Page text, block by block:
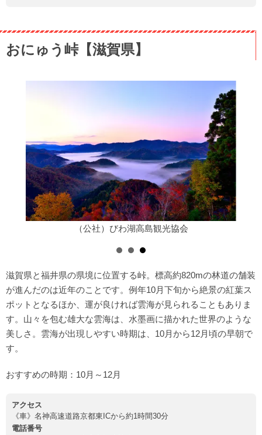
おにゅう峠【滋賀県】
（公社）びわ湖高島観光協会
滋賀県と福井県の県境に位置する峠。標高約820mの林道の舗装
が進んだのは近年のことです。例年10月下旬から絶景の紅葉ス
ポットとなるほか、運が良ければ雲海が見られることもありま
す。山々を包む雄大な雲海は、水墨画に描かれた世界のような
美しさ。雲海が出現しやすい時期は、10月から12月頃の早朝で
す。
おすすめの時期：10月～12月
アクセス
《車》名神高速道路京都東ICから約1時間30分
電話番号